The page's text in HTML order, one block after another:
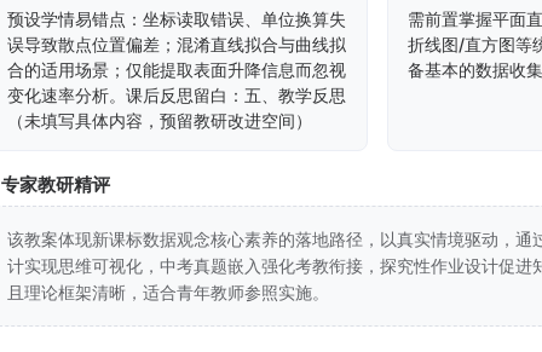
预设学情易错点：坐标读取错误、单位换算失
误导致散点位置偏差；混淆直线拟合与曲线拟
合的适用场景；仅能提取表面升降信息而忽视
变化速率分析。课后反思留白：五、教学反思
（未填写具体内容，预留教研改进空间）
需前置掌握平面
折线图/直方图等
备基本的数据收
专家教研精评
该教案体现新课标数据观念核心素养的落地路径，以真实情境驱动，通
计实现思维可视化，中考真题嵌入强化考教衔接，探究性作业设计促进
且理论框架清晰，适合青年教师参照实施。